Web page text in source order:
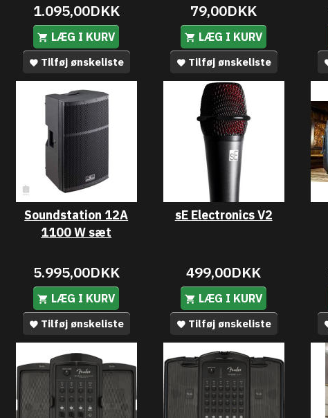
1.095,00DKK
LÆG I KURV
Tilføj ønskeliste
79,00DKK
LÆG I KURV
Tilføj ønskeliste
Soundstation 12A
1100 W sæt
5.995,00DKK
LÆG I KURV
Tilføj ønskeliste
sE Electronics V2
499,00DKK
LÆG I KURV
Tilføj ønskeliste